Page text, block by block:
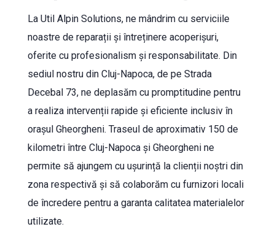
La Util Alpin Solutions, ne mândrim cu serviciile
noastre de reparații și întreținere acoperișuri,
oferite cu profesionalism și responsabilitate. Din
sediul nostru din Cluj-Napoca, de pe Strada
Decebal 73, ne deplasăm cu promptitudine pentru
a realiza intervenții rapide și eficiente inclusiv în
orașul Gheorgheni. Traseul de aproximativ 150 de
kilometri între Cluj-Napoca și Gheorgheni ne
permite să ajungem cu ușurință la clienții noștri din
zona respectivă și să colaborăm cu furnizori locali
de încredere pentru a garanta calitatea materialelor
utilizate.